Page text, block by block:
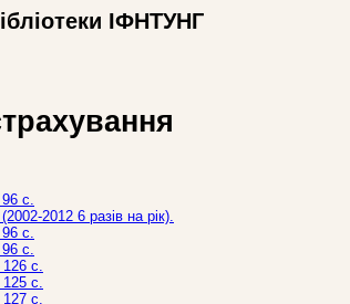
ІФНТУНГ
с.
2012 6 разів на рік).
с.
с.
с.
с.
с.